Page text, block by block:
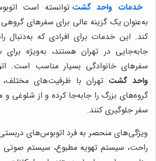
خدمات واحد گشت توانسته است
به‌عنوان یک گزینه عالی برای سفرهای
کند. این خدمات برای افرادی که
جابه‌جایی در تهران هستند، به‌ویژه
سفرهای خانوادگی بسیار مناسب است.
واحد گشت تهران با ظرفیت‌های مختلف،
گروه‌های بزرگ را جابه‌جا کرده و از شلوغی و
سفر جلوگیری کنند.
ویژگی‌های منحصر به فرد اتوبوس‌های
راحت، سیستم تهویه مطبوع، سیستم